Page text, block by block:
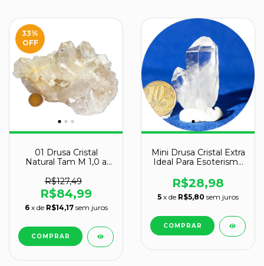
33%
OFF
01 Drusa Cristal
Natural Tam M 1,0 a
R$127,49
R$84,99
6 x de R$14,17 sem juros
Mini Drusa Cristal Extra
Ideal Para Esoterismo
R$28,98
5 x de R$5,80 sem juros